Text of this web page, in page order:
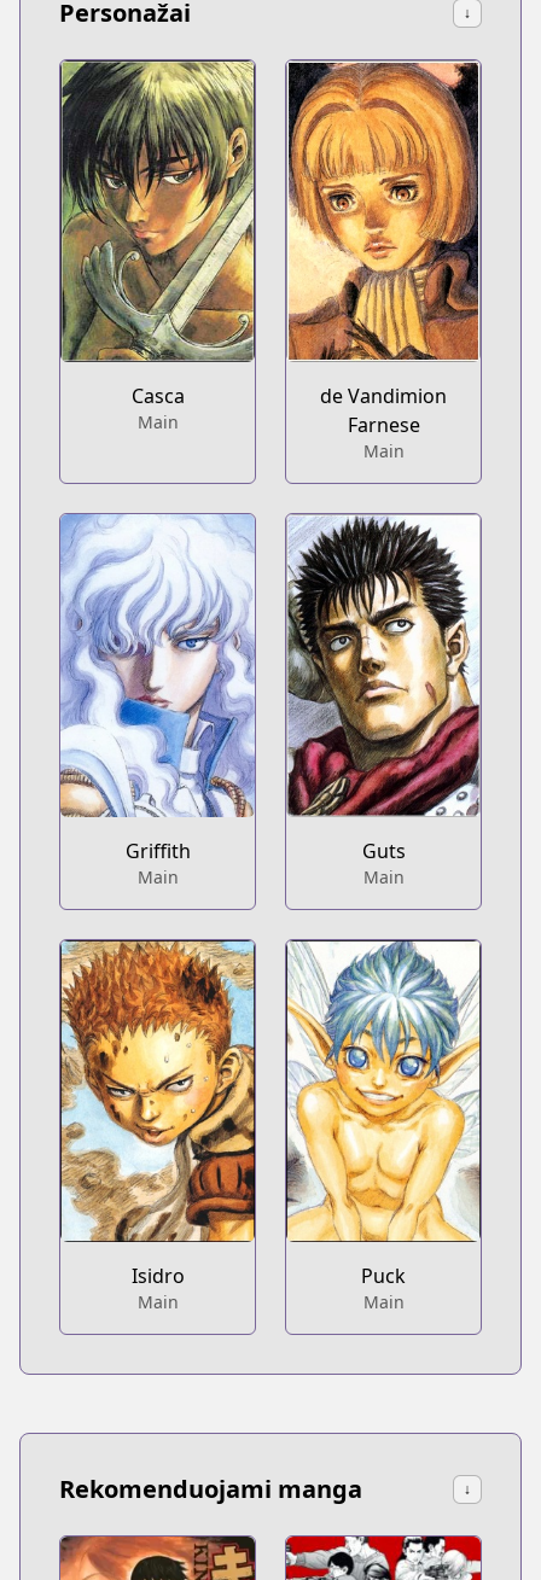
Personažai ↓
Casca
Main
de Vandimion
Farnese
Main
Griffith
Main
Guts
Main
Isidro
Main
Puck
Main
Rekomenduojami manga ↓